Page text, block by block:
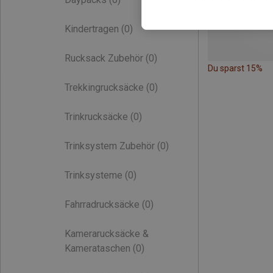
Kindertragen (0)
Rucksack Zubehör (0)
Trekkingrucksäcke (0)
Trinkrucksäcke (0)
Trinksystem Zubehör (0)
Trinksysteme (0)
Fahrradrucksäcke (0)
Kamerarucksäcke &
Kamerataschen (0)
Du sparst 15%